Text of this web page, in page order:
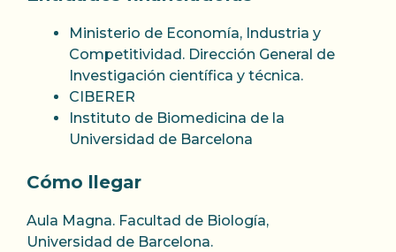
Ministerio de Economía, Industria y
Competitividad. Dirección General de
Investigación científica y técnica.
CIBERER
Instituto de Biomedicina de la
Universidad de Barcelona
Cómo llegar
Aula Magna. Facultad de Biología,
Universidad de Barcelona.